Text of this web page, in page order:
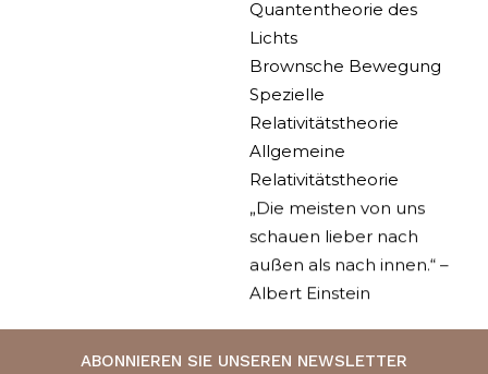
Quantentheorie des
Lichts
Brownsche Bewegung
Spezielle
Relativitätstheorie
Allgemeine
Relativitätstheorie
„Die meisten von uns
schauen lieber nach
außen als nach innen.“ –
Albert Einstein
ABONNIEREN SIE UNSEREN NEWSLETTER